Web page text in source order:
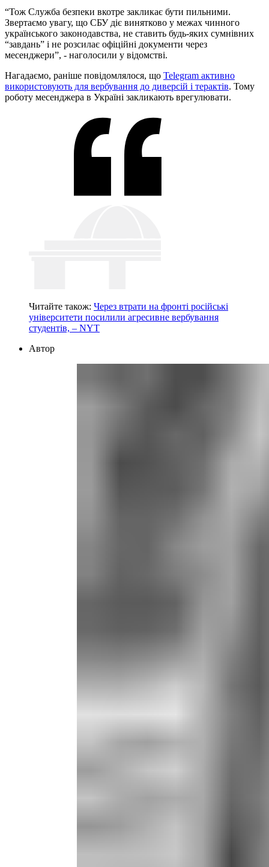
“Тож Служба безпеки вкотре закликає бути пильними.
Звертаємо увагу, що СБУ діє винятково у межах чинного
українського законодавства, не ставить будь-яких сумнівних
“завдань” і не розсилає офіційні документи через
месенджери”, - наголосили у відомстві.
Нагадаємо, раніше повідомлялося, що Telegram активно
використовують для вербування до диверсій і терактів. Тому
роботу месенджера в Україні закликають врегулювати.
Читайте також: Через втрати на фронті російські
університети посилили агресивне вербування
студентів, – NYT
Автор